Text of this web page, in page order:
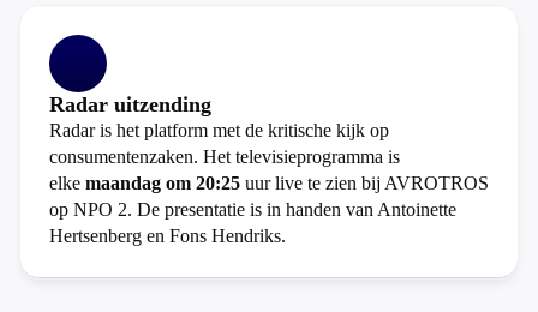
Radar uitzending
Radar is het platform met de kritische kijk op
consumentenzaken. Het televisieprogramma is
elke maandag om 20:25 uur live te zien bij AVROTROS
op NPO 2. De presentatie is in handen van Antoinette
Hertsenberg en Fons Hendriks.